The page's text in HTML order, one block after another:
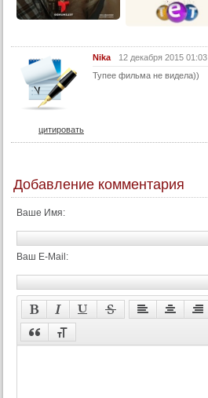
Nika
12 декабря 2015 01:03
Тупее фильма не видела))
цитировать
Добавление комментария
Ваше Имя:
Ваш E-Mail: